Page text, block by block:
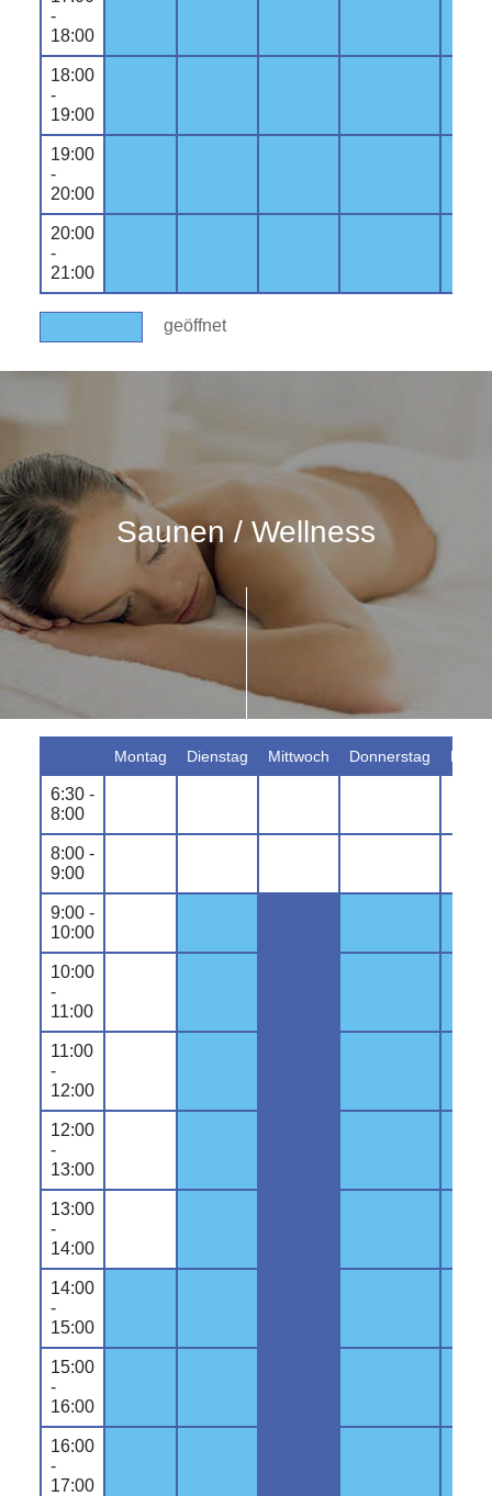
-
18:00
18:00
-
19:00
19:00
-
20:00
20:00
-
21:00
geöffnet
Saunen / Wellness
Montag Dienstag Mittwoch Donnerstag
6:30 -
8:00
8:00 -
9:00
9:00 -
10:00
10:00
-
11:00
11:00
-
12:00
12:00
-
13:00
13:00
-
14:00
14:00
-
15:00
15:00
-
16:00
16:00
-
17:00